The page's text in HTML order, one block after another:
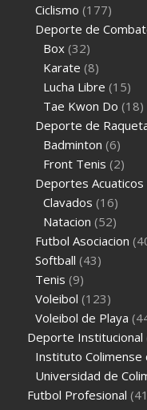
Ciclismo (177)
Deporte de
Box (32)
Karate (8)
Lucha Libre (15)
Tae Kwon Do (18)
Deporte de
Badminton (6)
Front Tenis (2)
Deportes Acuaticos
Clavados (16)
Natacion (52)
Futbol Asociacion
Softball (43)
Tenis (9)
Voleibol (123)
Voleibol de Playa
Deporte Institucional
Instituto Colimense
Universidad de
Futbol Profesional